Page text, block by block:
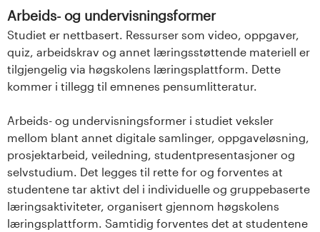
Arbeids- og undervisningsformer
Studiet er nettbasert. Ressurser som video, oppgaver,
quiz, arbeidskrav og annet læringsstøttende materiell er
tilgjengelig via høgskolens læringsplattform. Dette
kommer i tillegg til emnenes pensumlitteratur.
Arbeids- og undervisningsformer i studiet veksler
mellom blant annet digitale samlinger, oppgaveløsning,
prosjektarbeid, veiledning, studentpresentasjoner og
selvstudium. Det legges til rette for og forventes at
studentene tar aktivt del i individuelle og gruppebaserte
læringsaktiviteter, organisert gjennom høgskolens
læringsplattform. Samtidig forventes det at studentene